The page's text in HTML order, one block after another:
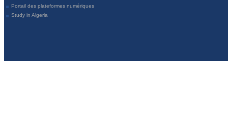
Portail des plateformes numériques
Study in Algeria